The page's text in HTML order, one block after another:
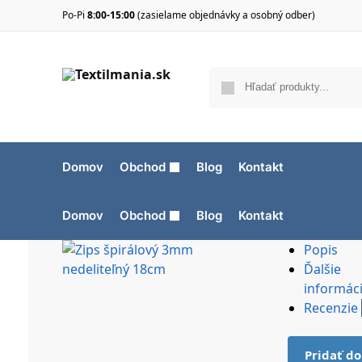
Po-Pi 8:00-15:00(zasielame objednávky a osobný odber)
Domov Obchod Blog Kontakt
Domov Obchod Blog Kontakt
Popis
Ďalšie
Recenzie
Pridať do